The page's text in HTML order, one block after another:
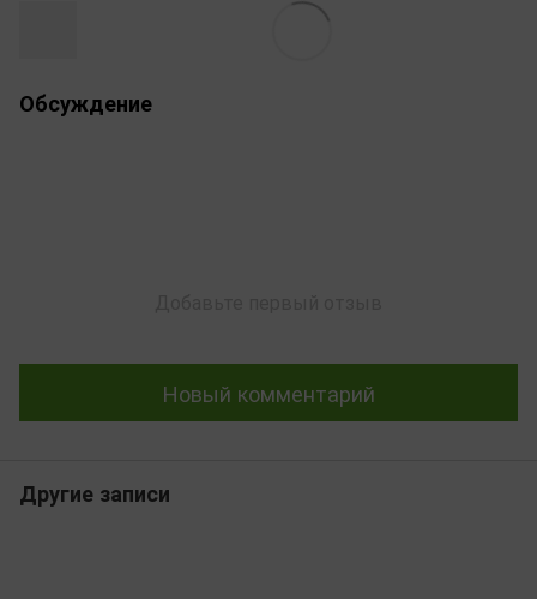
Обсуждение
Новый комментарий
Другие записи